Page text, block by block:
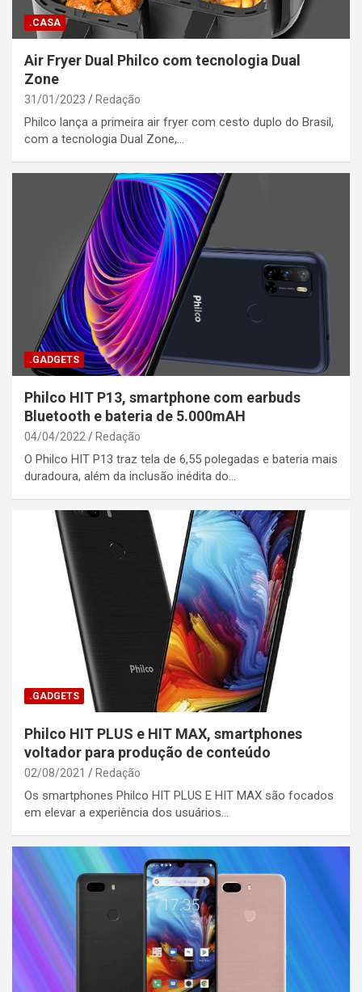
.CASA
Air Fryer Dual Philco com tecnologia Dual
Zone
31/01/2023 Redação
Philco lança a primeira air fryer com cesto duplo do Brasil,
com a tecnologia Dual Zone,…
.GADGETS
Philco HIT P13, smartphone com earbuds
Bluetooth e bateria de 5.000mAH
04/04/2022 Redação
O Philco HIT P13 traz tela de 6,55 polegadas e bateria mais
duradoura, além da inclusão inédita do…
.GADGETS
Philco HIT PLUS e HIT MAX, smartphones
voltador para produção de conteúdo
02/08/2021 Redação
Os smartphones Philco HIT PLUS E HIT MAX são focados
em elevar a experiência dos usuários…